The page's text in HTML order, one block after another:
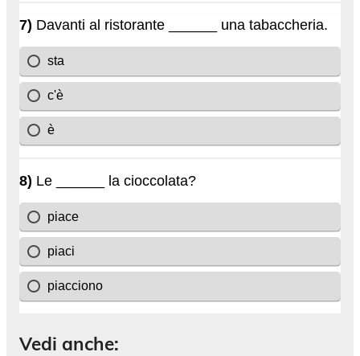
Vedi anche: